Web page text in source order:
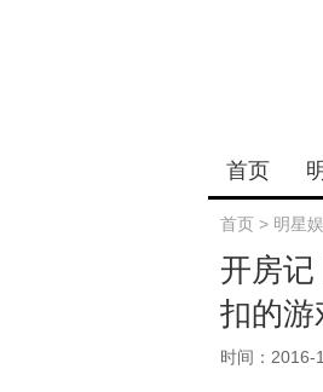
首页
首页 > 明星
开房
扣的游
时间：2016-